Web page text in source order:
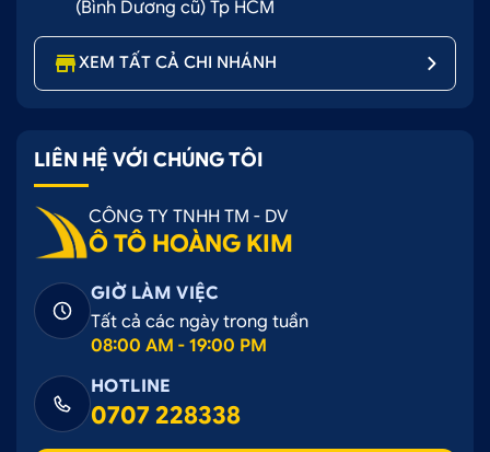
CÁCH 3: MUA HÀNG TRỰC TIẾP TẠI CỬA
Chi nhánh Ô Tô Hoàng Kim tại Bình Tân
(Bình Dương cũ) Tp HCM
XEM TẤT CẢ CHI NHÁNH
LIÊN HỆ VỚI CHÚNG TÔI
CÔNG TY TNHH TM - DV
Ô TÔ HOÀNG KIM
GIỜ LÀM VIỆC
Tất cả các ngày trong tuần
08:00 AM - 19:00 PM
HOTLINE
0707 228338